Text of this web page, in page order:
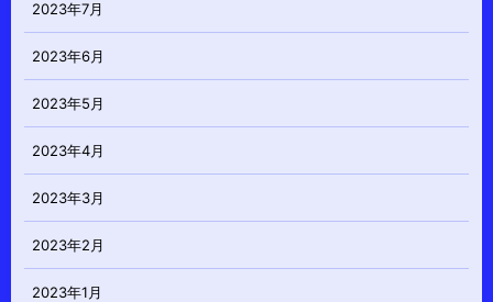
2023年7月
2023年6月
2023年5月
2023年4月
2023年3月
2023年2月
2023年1月